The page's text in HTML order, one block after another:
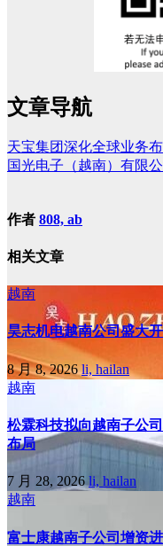
文章导航
天宝集团深化全球业务
国光电子（越南）有限
作者 808, ab
相关文章
越南
昊志机电越南公司盛大
8 月 8, 2026li, hailan
越南
松霖科技拟向越南子公
布局
7 月 28, 2026 li, hailan
越南
富士康越南子公司增资